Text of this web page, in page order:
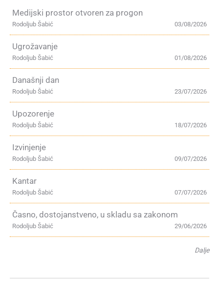
Medijski prostor otvoren za progon
03/08/2026
Rodoljub Šabić
Ugrožavanje
01/08/2026
Rodoljub Šabić
Današnji dan
23/07/2026
Rodoljub Šabić
Upozorenje
18/07/2026
Rodoljub Šabić
Izvinjenje
09/07/2026
Rodoljub Šabić
Kantar
07/07/2026
Rodoljub Šabić
Časno, dostojanstveno, u skladu sa zakonom
29/06/2026
Rodoljub Šabić
Dalje